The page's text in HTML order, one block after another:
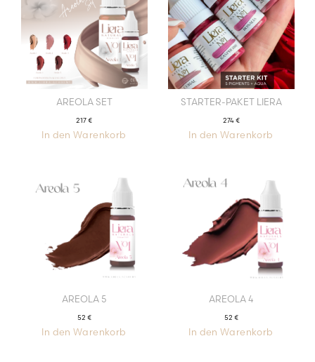
AREOLA SET
217€
In den Warenkorb
STARTER-PAKET LIERA
274€
In den Warenkorb
AREOLA 5
52 €
In den Warenkorb
AREOLA 4
52 €
In den Warenkorb